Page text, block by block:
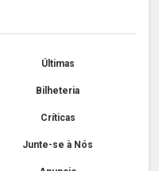
Últimas
Bilheteria
Críticas
Junte-se à Nós